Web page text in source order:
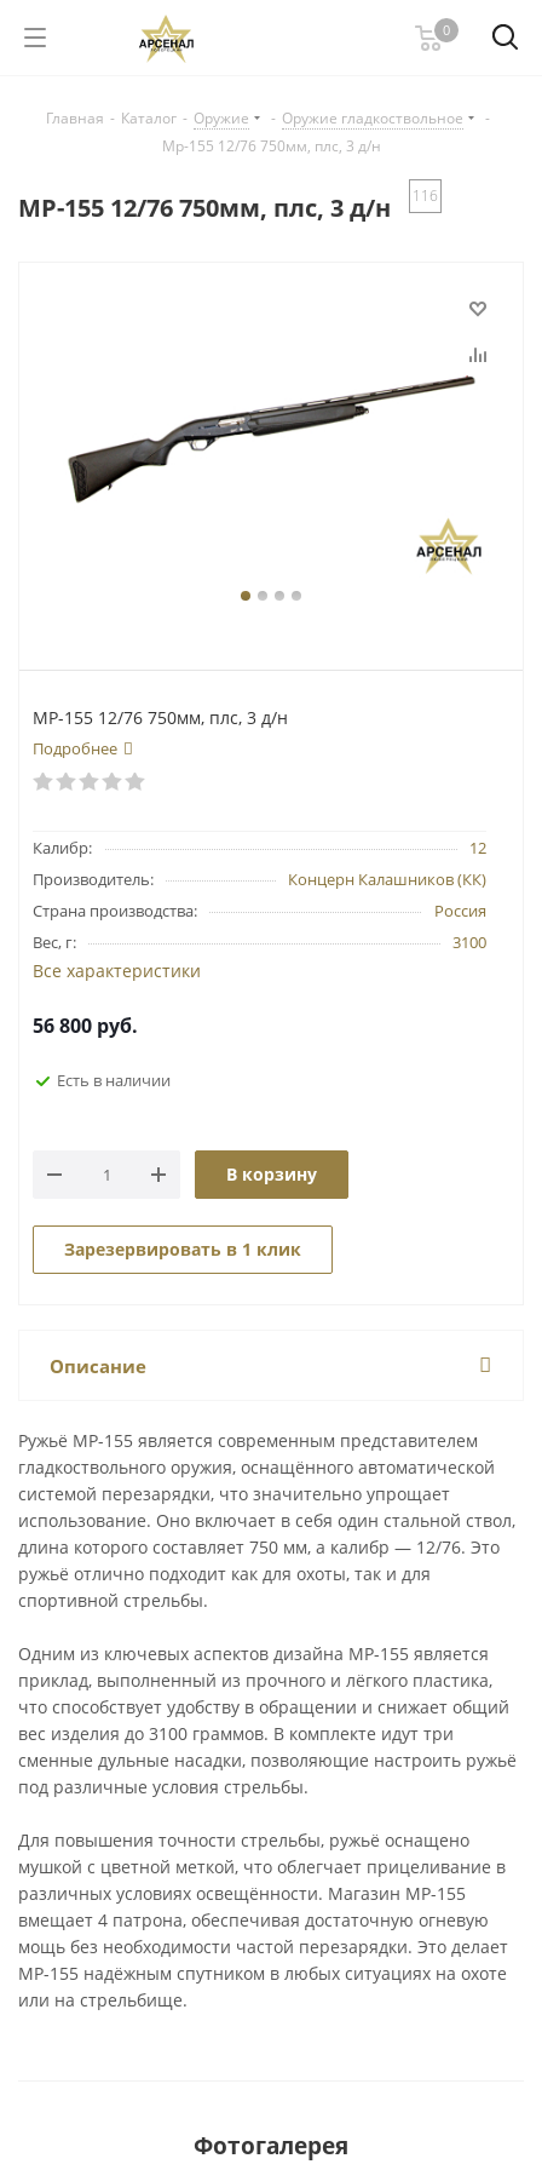
0
Главная - Каталог - Оружие - Оружие гладкоствольное
-
Мр-155 12/76 750мм, плс, 3 д/н
МР-155 12/76 750мм, плс, 3 д/н 116
МР-155 12/76 750мм, плс, 3 д/н
Подробнее
Калибр:
12
Производитель:
Концерн Калашников (КК)
Страна производства:
Россия
Вес, г:
3100
Все характеристики
56 800 руб.
Есть в наличии
В корзину
Зарезервировать в 1 клик
Описание
Ружьё MP-155 является современным представителем
гладкоствольного оружия, оснащённого автоматической
системой перезарядки, что значительно упрощает
использование. Оно включает в себя один стальной ствол,
длина которого составляет 750 мм, а калибр — 12/76. Это
ружьё отлично подходит как для охоты, так и для
спортивной стрельбы.
Одним из ключевых аспектов дизайна MP-155 является
приклад, выполненный из прочного и лёгкого пластика,
что способствует удобству в обращении и снижает общий
вес изделия до 3100 граммов. В комплекте идут три
сменные дульные насадки, позволяющие настроить ружьё
под различные условия стрельбы.
Для повышения точности стрельбы, ружьё оснащено
мушкой с цветной меткой, что облегчает прицеливание в
различных условиях освещённости. Магазин MP-155
вмещает 4 патрона, обеспечивая достаточную огневую
мощь без необходимости частой перезарядки. Это делает
MP-155 надёжным спутником в любых ситуациях на охоте
или на стрельбище.
Фотогалерея